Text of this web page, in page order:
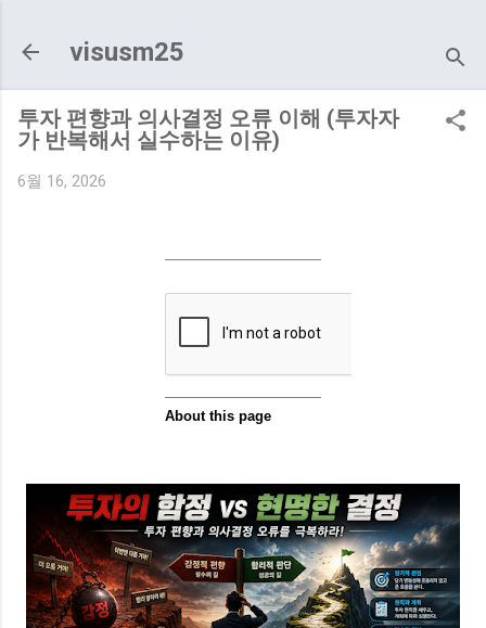
visusm25
투자 편향과 의사결정 오류 이해 (투자자
가 반복해서 실수하는 이유)
6월 16, 2026